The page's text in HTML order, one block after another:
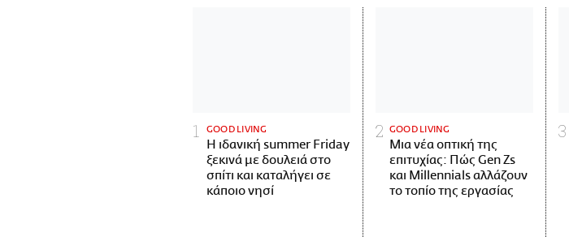
GOOD LIVING
Η ιδανική summer Friday
ξεκινά με δουλειά στο
σπίτι και καταλήγει σε
κάποιο νησί
GOOD LIVING
Μια νέα οπτική της
επιτυχίας: Πώς Gen Zs
και Millennials αλλάζουν
το τοπίο της εργασίας